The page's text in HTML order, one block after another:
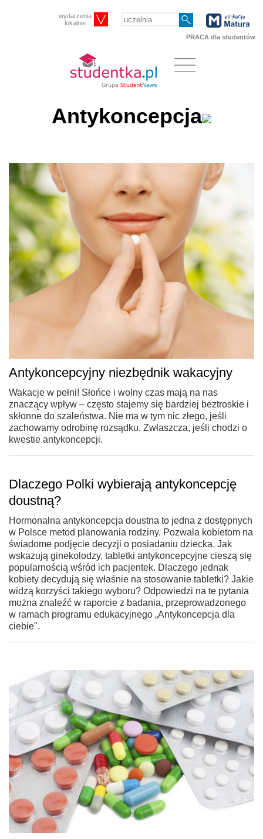
wydarzenia
lokalnie
PRACA dla studentów
Antykoncepcja
Antykoncepcyjny niezbędnik wakacyjny
Wakacje w pełni! Słońce i wolny czas mają na nas
znaczący wpływ – często stajemy się bardziej beztroskie i
skłonne do szaleństwa. Nie ma w tym nic złego, jeśli
zachowamy odrobinę rozsądku. Zwłaszcza, jeśli chodzi o
kwestie antykoncepcji.
Dlaczego Polki wybierają antykoncepcję
doustną?
Hormonalna antykoncepcja doustna to jedna z dostępnych
w Polsce metod planowania rodziny. Pozwala kobietom na
świadome podjęcie decyzji o posiadaniu dziecka. Jak
wskazują ginekolodzy, tabletki antykoncepcyjne cieszą się
popularnością wśród ich pacjentek. Dlaczego jednak
kobiety decydują się właśnie na stosowanie tabletki? Jakie
widzą korzyści takiego wyboru? Odpowiedzi na te pytania
można znaleźć w raporcie z badania, przeprowadzonego
w ramach programu edukacyjnego „Antykoncepcja dla
ciebie".